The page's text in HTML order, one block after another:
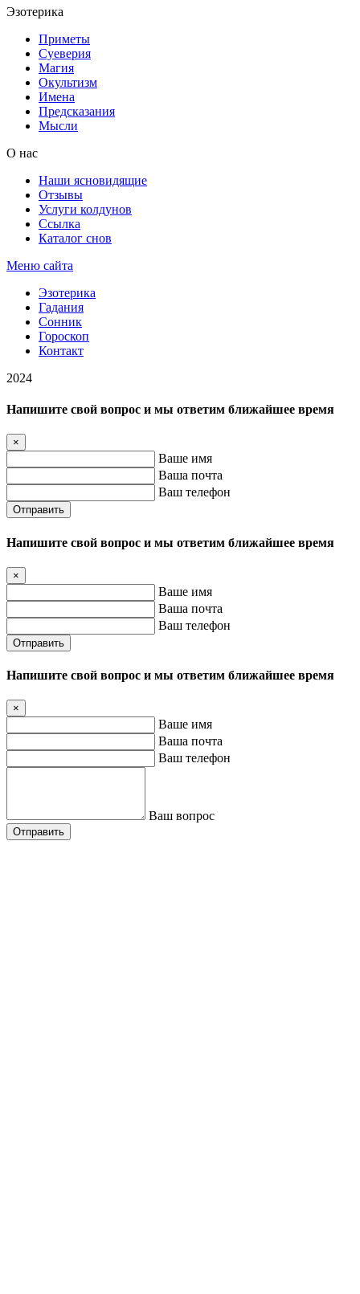
Эзотерика
Приметы
Суеверия
Магия
Окультизм
Имена
Предсказания
Мысли
О нас
Наши ясновидящие
Отзывы
Услуги колдунов
Ссылка
Каталог снов
Меню сайта
Эзотерика
Гадания
Сонник
Гороскоп
Контакт
2024
Напишите свой вопрос и мы ответим ближайшее время
×
Ваше имя
Ваша почта
Ваш телефон
Отправить
Напишите свой вопрос и мы ответим ближайшее время
×
Ваше имя
Ваша почта
Ваш телефон
Отправить
Напишите свой вопрос и мы ответим ближайшее время
×
Ваше имя
Ваша почта
Ваш телефон
Ваш вопрос
Отправить